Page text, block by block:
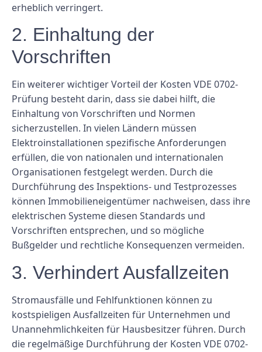
erheblich verringert.
2. Einhaltung der
Vorschriften
Ein weiterer wichtiger Vorteil der Kosten VDE 0702-
Prüfung besteht darin, dass sie dabei hilft, die
Einhaltung von Vorschriften und Normen
sicherzustellen. In vielen Ländern müssen
Elektroinstallationen spezifische Anforderungen
erfüllen, die von nationalen und internationalen
Organisationen festgelegt werden. Durch die
Durchführung des Inspektions- und Testprozesses
können Immobilieneigentümer nachweisen, dass ihre
elektrischen Systeme diesen Standards und
Vorschriften entsprechen, und so mögliche
Bußgelder und rechtliche Konsequenzen vermeiden.
3. Verhindert Ausfallzeiten
Stromausfälle und Fehlfunktionen können zu
kostspieligen Ausfallzeiten für Unternehmen und
Unannehmlichkeiten für Hausbesitzer führen. Durch
die regelmäßige Durchführung der Kosten VDE 0702-